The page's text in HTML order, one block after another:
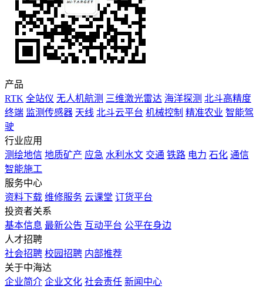
产品
RTK 全站仪 无人机航测 三维激光雷达 海洋探测 北斗高精度
终端 监测传感器 天线 北斗云平台 机械控制 精准农业 智能驾
驶
行业应用
测绘地信 地质矿产 应急 水利水文 交通 铁路 电力 石化 通信
智能施工
服务中心
资料下载 维修服务 云课堂 订货平台
投资者关系
基本信息 最新公告 互动平台 公平在身边
人才招聘
社会招聘 校园招聘 内部推荐
关于中海达
企业简介 企业文化 社会责任 新闻中心